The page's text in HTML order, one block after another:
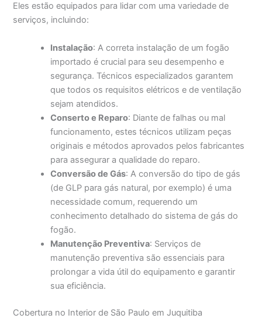
Eles estão equipados para lidar com uma variedade de
serviços, incluindo:
Instalação: A correta instalação de um fogão
importado é crucial para seu desempenho e
segurança. Técnicos especializados garantem
que todos os requisitos elétricos e de ventilação
sejam atendidos.
Conserto e Reparo: Diante de falhas ou mal
funcionamento, estes técnicos utilizam peças
originais e métodos aprovados pelos fabricantes
para assegurar a qualidade do reparo.
Conversão de Gás: A conversão do tipo de gás
(de GLP para gás natural, por exemplo) é uma
necessidade comum, requerendo um
conhecimento detalhado do sistema de gás do
fogão.
Manutenção Preventiva: Serviços de
manutenção preventiva são essenciais para
prolongar a vida útil do equipamento e garantir
sua eficiência.
Cobertura no Interior de São Paulo em Juquitiba